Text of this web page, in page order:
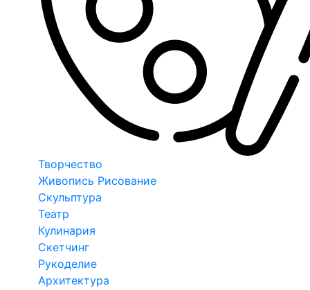
Творчество
Живопись Рисование
Скульптура
Театр
Кулинария
Скетчинг
Рукоделие
Архитектура